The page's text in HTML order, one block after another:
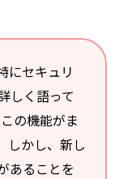
にセキュリ
しく語って
の機能がま
しかし、新し
あることを